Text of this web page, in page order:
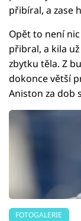
přibíral, a zase
Opět to není
přibral, a kila
zbytku těla. Z
dokonce větší
Aniston za dob
FOTOGALERIE